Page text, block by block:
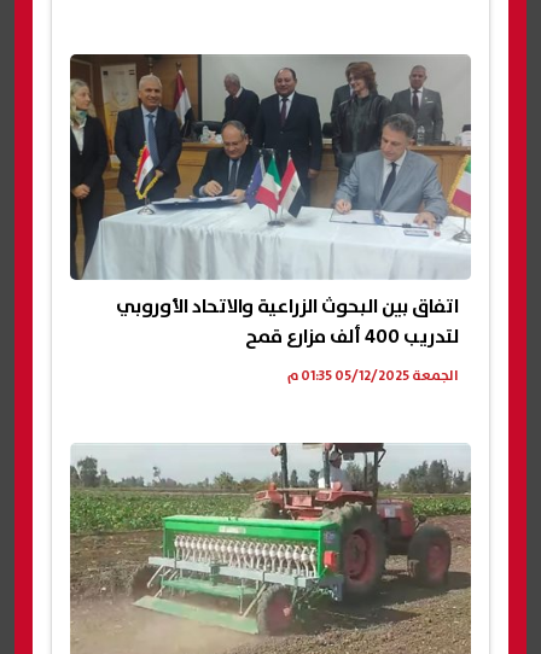
اتفاق بين البحوث الزراعية والاتحاد الأوروبي
لتدريب 400 ألف مزارع قمح
الجمعة 05/12/2025 01:35 م